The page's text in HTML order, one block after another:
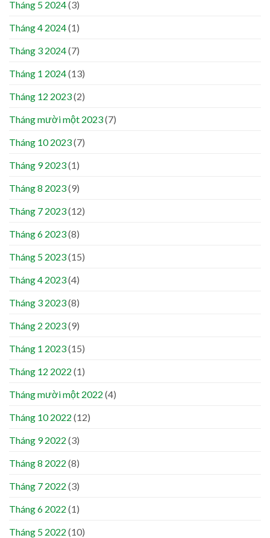
Tháng 5 2024(3)
Tháng 4 2024(1)
Tháng 3 2024(7)
Tháng 1 2024(13)
Tháng 12 2023(2)
Tháng mười một 2023(7)
Tháng 10 2023(7)
Tháng 9 2023(1)
Tháng 8 2023(9)
Tháng 7 2023(12)
Tháng 6 2023(8)
Tháng 5 2023(15)
Tháng 4 2023(4)
Tháng 3 2023(8)
Tháng 2 2023(9)
Tháng 1 2023(15)
Tháng 12 2022 (1)
Tháng mười một 2022 (4)
Tháng 10 2022 (12)
Tháng 9 2022 (3)
Tháng 8 2022 (8)
Tháng 7 2022 (3)
Tháng 6 2022 (1)
Tháng 5 2022 (10)